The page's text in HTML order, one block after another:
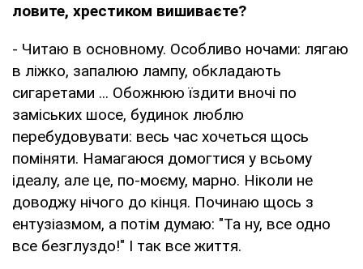
ловите, хрестиком вишиваєте?
- Читаю в основному. Особливо ночами: лягаю
в ліжко, запалюю лампу, обкладають
сигаретами ... Обожнюю їздити вночі по
заміських шосе, будинок люблю
перебудовувати: весь час хочеться щось
поміняти. Намагаюся домогтися у всьому
ідеалу, але це, по-моєму, марно. Ніколи не
доводжу нічого до кінця. Починаю щось з
ентузіазмом, а потім думаю: "Та ну, все одно
все безглуздо!" І так все життя.